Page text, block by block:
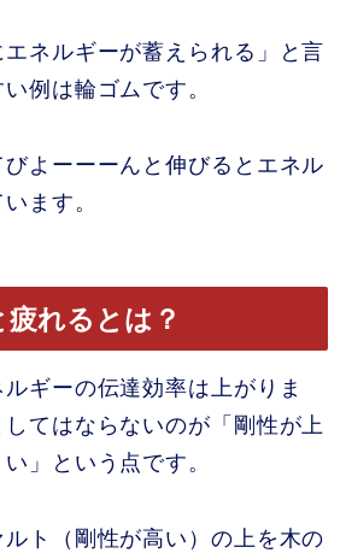
エネルギーが蓄えられる」と言
例は輪ゴムです。
よーーーんと伸びるとエネル
ます。
疲れるとは？
ギーの伝達効率は上がりま
てはならないのが「剛性が上
」という点です。
ト（剛性が高い）の上を木の